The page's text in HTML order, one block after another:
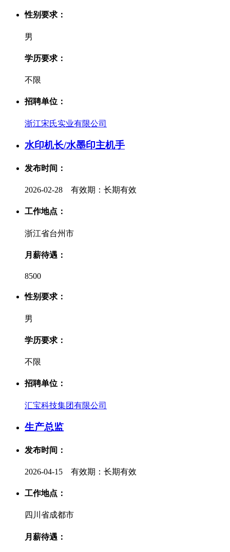
性别要求：
男
学历要求：
不限
招聘单位：
浙江宋氏实业有限公司
水印机长/水墨印主机手
发布时间：
2026-02-28 有效期：长期有效
工作地点：
浙江省台州市
月薪待遇：
8500
性别要求：
男
学历要求：
不限
招聘单位：
汇宝科技集团有限公司
生产总监
发布时间：
2026-04-15 有效期：长期有效
工作地点：
四川省成都市
月薪待遇：